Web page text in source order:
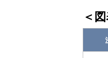
＜